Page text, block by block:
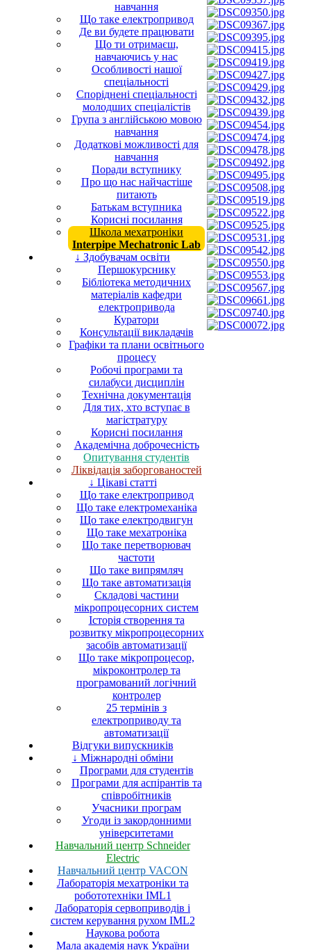
навчання
Що таке електропривод
Де ви будете працювати
Що ти отримаєш,
навчаючись у нас
Особливості нашої
спеціальності
Споріднені спеціальності
молодших спеціалістів
Група з англійською мовою
навчання
Додаткові можливості для
навчання
Поради вступнику
Про що нас найчастіше
питають
Батькам вступника
Корисні посилання
Школа мехатроніки
Interpipe Mechatronic Lab
↓ Здобувачам освіти
Першокурснику
Бібліотека методичних
матеріалів кафедри
електропривода
Куратори
Консультації викладачів
Графіки та плани освітнього
процесу
Робочі програми та
силабуси дисциплін
Технічна документація
Для тих, хто вступає в
магістратуру
Корисні посилання
Академічна доброчесність
Опитування студентів
Ліквідація заборгованостей
↓ Цікаві статті
Що таке електропривод
Що таке електромеханіка
Що таке електродвигун
Що таке мехатроніка
Що таке перетворювач
частоти
Що таке випрямляч
Що таке автоматизація
Складові частини
мікропроцесорних систем
Історія створення та
розвитку мікропроцесорних
засобів автоматизації
Що таке мікропроцесор,
мікроконтролер та
програмований логічний
контролер
25 термінів з
електроприводу та
автоматизації
Відгуки випускників
↓ Міжнародні обміни
Програми для студентів
Програми для аспірантів та
співробітників
Учасники програм
Угоди із закордонними
університетами
Навчальний центр Schneider
Electric
Навчальний центр VACON
Лабораторія мехатроніки та
робототехніки IML1
Лабораторія сервоприводів і
систем керування рухом IML2
Наукова робота
Мала академія наук України